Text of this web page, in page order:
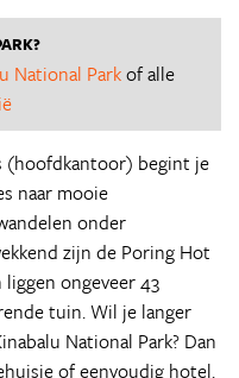
National Parkof alle
(hoofdkantoor) begint je
naar mooie
onder
zijn de Poring Hot
ongeveer 43
tuin. Wil je langer
National Park? Dan
of eenvoudig hotel.